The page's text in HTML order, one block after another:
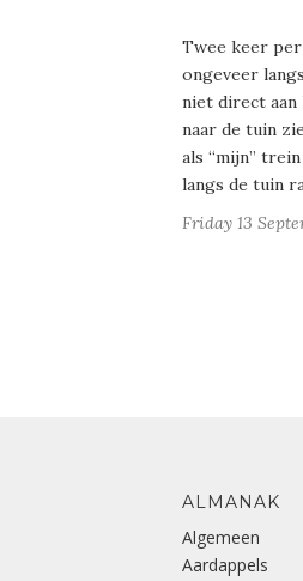
Twee keer
ongeveer
niet direct
naar de tuin
als “mijn”
langs de tuin
Friday 13
ALMANAK
Algemeen
Aardappels